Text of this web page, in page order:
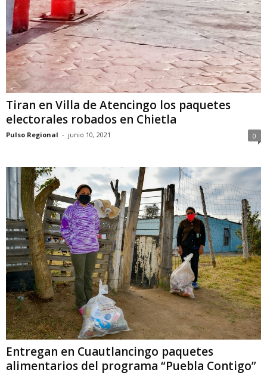
Tiran en Villa de Atencingo los paquetes
electorales robados en Chietla
Pulso Regional - junio 10, 2021 0
Entregan en Cuautlancingo paquetes
alimentarios del programa “Puebla Contigo”